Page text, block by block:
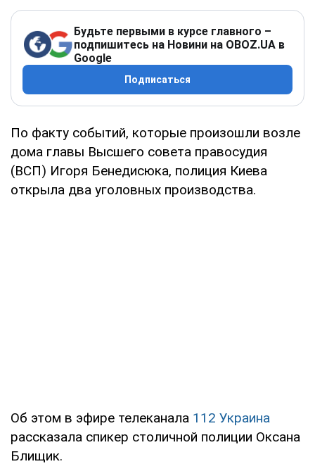
Будьте первыми в курсе главного –
подпишитесь на Новини на OBOZ.UA в
Google
Подписаться
По факту событий, которые произошли возле
дома главы Высшего совета правосудия
(ВСП) Игоря Бенедисюка, полиция Киева
открыла два уголовных производства.
Об этом в эфире телеканала 112 Украина
рассказала спикер столичной полиции Оксана
Блищик.